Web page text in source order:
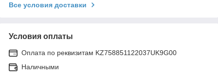
Все условия доставки
Условия оплаты
Оплата по реквизитам KZ758851122037UK9G00
Наличными